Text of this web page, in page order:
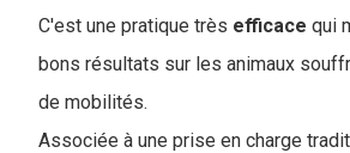
C'est une pratique très efficace qui
bons résultats sur les animaux
de mobilités.
Associée à une prise en charge